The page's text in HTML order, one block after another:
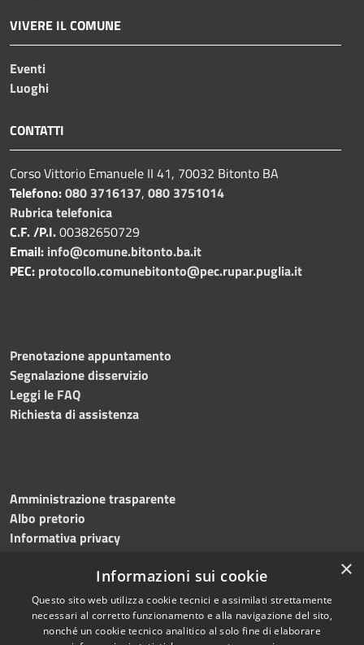
VIVERE IL COMUNE
Eventi
Luoghi
CONTATTI
Corso Vittorio Emanuele II 41, 70032 Bitonto BA
Telefono:080 3716137, 080 3751014
Rubrica telefonica
C.F. /P.I.00382650729
Email: info@comune.bitonto.ba.it
PEC: protocollo.comunebitonto@pec.rupar.puglia.it
Prenotazione appuntamento
Segnalazione disservizio
Leggi le FAQ
Richiesta di assistenza
Amministrazione trasparente
Albo pretorio
Informativa privacy
Dichiarazione di accessibilità Meccanismo di feedback ×
Informazioni sui cookie
Questo sito web utilizza cookie tecnici e assimilati strettamente
necessari al corretto funzionamento e alla navigazione del sito,
nonché un cookie tecnico analitico al solo fine di elaborare